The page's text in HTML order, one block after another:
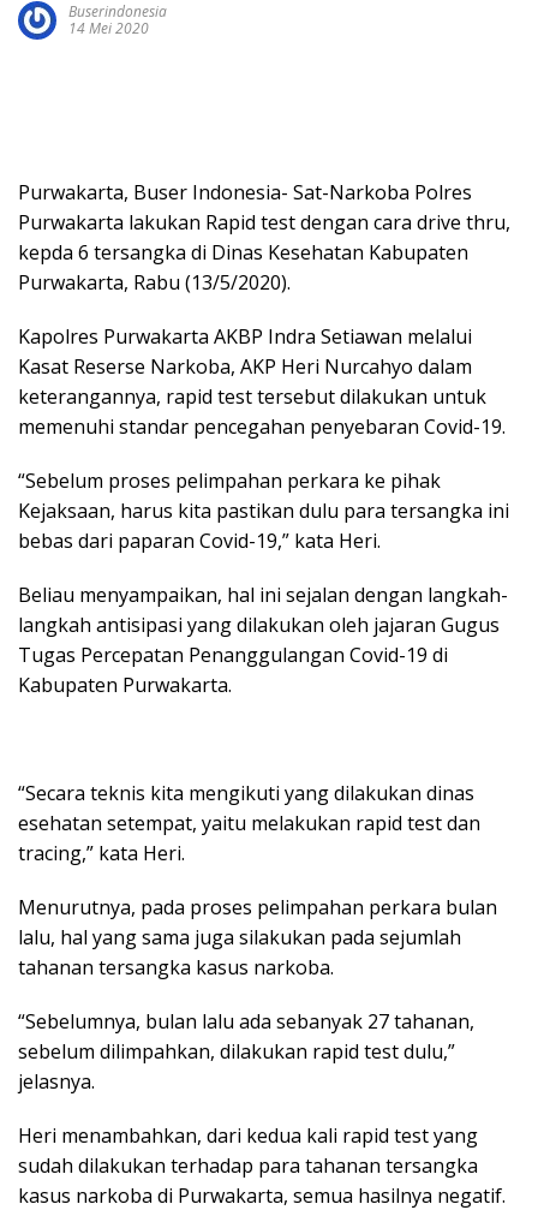
Buserindonesia
14 Mei 2020
Purwakarta, Buser Indonesia- Sat-Narkoba Polres
Purwakarta lakukan Rapid test dengan cara drive thru,
kepda 6 tersangka di Dinas Kesehatan Kabupaten
Purwakarta, Rabu (13/5/2020).
Kapolres Purwakarta AKBP Indra Setiawan melalui
Kasat Reserse Narkoba, AKP Heri Nurcahyo dalam
keterangannya, rapid test tersebut dilakukan untuk
memenuhi standar pencegahan penyebaran Covid-19.
“Sebelum proses pelimpahan perkara ke pihak
Kejaksaan, harus kita pastikan dulu para tersangka ini
bebas dari paparan Covid-19,” kata Heri.
Beliau menyampaikan, hal ini sejalan dengan langkah-
langkah antisipasi yang dilakukan oleh jajaran Gugus
Tugas Percepatan Penanggulangan Covid-19 di
Kabupaten Purwakarta.
“Secara teknis kita mengikuti yang dilakukan dinas
esehatan setempat, yaitu melakukan rapid test dan
tracing,” kata Heri.
Menurutnya, pada proses pelimpahan perkara bulan
lalu, hal yang sama juga silakukan pada sejumlah
tahanan tersangka kasus narkoba.
“Sebelumnya, bulan lalu ada sebanyak 27 tahanan,
sebelum dilimpahkan, dilakukan rapid test dulu,”
jelasnya.
Heri menambahkan, dari kedua kali rapid test yang
sudah dilakukan terhadap para tahanan tersangka
kasus narkoba di Purwakarta, semua hasilnya negatif.